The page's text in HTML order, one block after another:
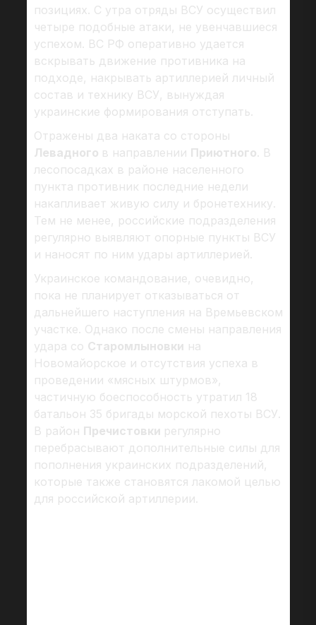
позициях. С утра отряды ВСУ осуществил
четыре подобные атаки, не увенчавшиеся
успехом. ВС РФ оперативно удается
вскрывать движение противника на
подходе, накрывать артиллерией личный
состав и технику ВСУ, вынуждая
украинские формирования отступать.
Отражены два наката со стороны
Левадного в направлении Приютного. В
лесопосадках в районе населенного
пункта противник последние недели
накапливает живую силу и бронетехнику.
Тем не менее, российские подразделения
регулярно выявляют опорные пункты ВСУ
и наносят по ним удары артиллерией.
Украинское командование, очевидно,
пока не планирует отказываться от
дальнейшего наступления на Времьевском
участке. Однако после смены направления
удара со Старомлыновки на
Новомайорское и отсутствия успеха в
проведении «мясных штурмов»,
частичную боеспособность утратил 18
батальон 35 бригады морской пехоты ВСУ.
В район Пречистовки регулярно
перебрасывают дополнительные силы для
пополнения украинских подразделений,
которые также становятся лакомой целью
для российской артиллерии.